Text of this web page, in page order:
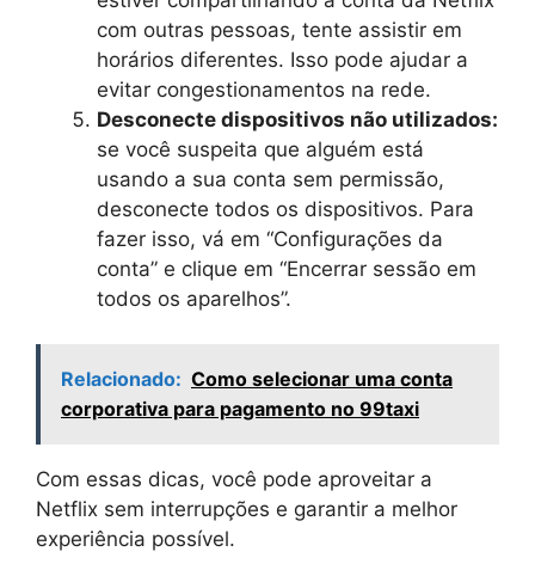
com outras pessoas, tente assistir em
horários diferentes. Isso pode ajudar a
evitar congestionamentos na rede.
Desconecte dispositivos não utilizados:
se você suspeita que alguém está
usando a sua conta sem permissão,
desconecte todos os dispositivos. Para
fazer isso, vá em “Configurações da
conta” e clique em “Encerrar sessão em
todos os aparelhos”.
Relacionado: Como selecionar uma conta
corporativa para pagamento no 99taxi
Com essas dicas, você pode aproveitar a
Netflix sem interrupções e garantir a melhor
experiência possível.